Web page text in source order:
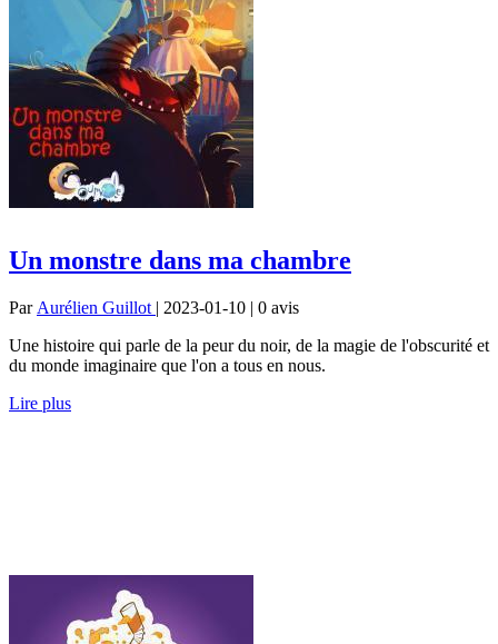
Un monstre dans ma chambre
Par Aurélien Guillot | 2023-01-10 | 0 avis
Une histoire qui parle de la peur du noir, de la magie de l'obscurité et
du monde imaginaire que l'on a tous en nous.
Lire plus